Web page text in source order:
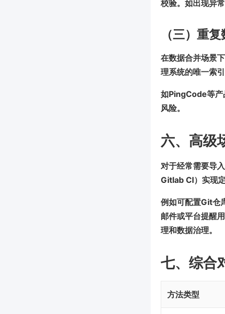
校验。如出现异
（三）重
在数据合并场景
理系统的唯一索
如PingCode等产
风险。
六、高级
对于经常需要导
Gitlab CI）实现
例如可配置Git仓
邮件或平台提醒
理和数据治理。
七、综合
方法类型